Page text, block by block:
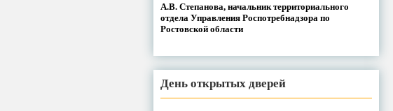
А.В. Степанова, начальник территориального
отдела Управления Роспотребнадзора по
Ростовской области
День открытых дверей